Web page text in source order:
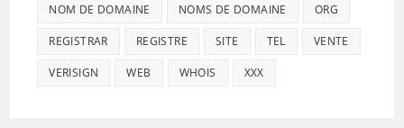
NOM DE DOMAINE NOMS DE DOMAINE ORG
REGISTRAR REGISTRE SITE TEL VENTE
VERISIGN WEB WHOIS XXX